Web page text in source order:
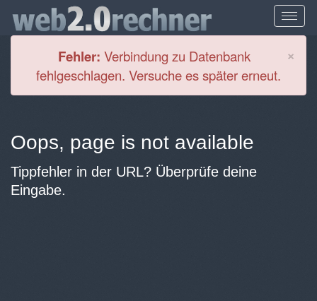
×
Fehler: Verbindung zu Datenbank
fehlgeschlagen. Versuche es später erneut.
Oops, page is not available
Tippfehler in der URL? Überprüfe deine
Eingabe.